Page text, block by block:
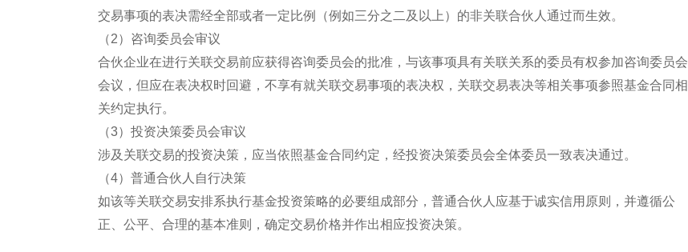
交易事项的表决需经全部或者一定比例（例如三分之二及以上）的非关联合伙人通过而生效。
（2）咨询委员会审议
合伙企业在进行关联交易前应获得咨询委员会的批准，与该事项具有关联关系的委员有权参加咨询委员会
会议，但应在表决权时回避，不享有就关联交易事项的表决权，关联交易表决等相关事项参照基金合同相
关约定执行。
（3）投资决策委员会审议
涉及关联交易的投资决策，应当依照基金合同约定，经投资决策委员会全体委员一致表决通过。
（4）普通合伙人自行决策
如该等关联交易安排系执行基金投资策略的必要组成部分，普通合伙人应基于诚实信用原则，并遵循公
正、公平、合理的基本准则，确定交易价格并作出相应投资决策。